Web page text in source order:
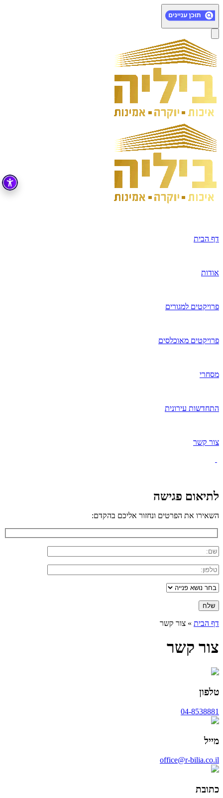
דף הבית
אודות
פרויקטים למגורים
פרויקטים מאוכלסים
מסחרי
התחדשות עירונית
צור קשר
לתיאום פגישה
השאירו את הפרטים ונחזור אליכם בהקדם:
דף הבית » צור קשר
צור קשר
טלפון
04-8538881
מייל
office@r-bilia.co.il
כתובת